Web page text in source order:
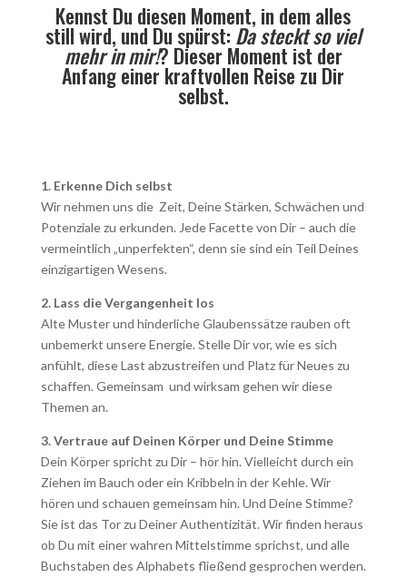
Kennst Du diesen Moment, in dem alles
still wird, und Du spürst: Da steckt so viel
mehr in mir!? Dieser Moment ist der
Anfang einer kraftvollen Reise zu Dir
selbst.
1. Erkenne Dich selbst
Wir nehmen uns die Zeit, Deine Stärken, Schwächen und
Potenziale zu erkunden. Jede Facette von Dir – auch die
vermeintlich „unperfekten“, denn sie sind ein Teil Deines
einzigartigen Wesens.
2. Lass die Vergangenheit los
Alte Muster und hinderliche Glaubenssätze rauben oft
unbemerkt unsere Energie. Stelle Dir vor, wie es sich
anfühlt, diese Last abzustreifen und Platz für Neues zu
schaffen. Gemeinsam und wirksam gehen wir diese
Themen an.
3. Vertraue auf Deinen Körper und Deine Stimme
Dein Körper spricht zu Dir – hör hin. Vielleicht durch ein
Ziehen im Bauch oder ein Kribbeln in der Kehle. Wir
hören und schauen gemeinsam hin. Und Deine Stimme?
Sie ist das Tor zu Deiner Authentizität. Wir finden heraus
ob Du mit einer wahren Mittelstimme sprichst, und alle
Buchstaben des Alphabets fließend gesprochen werden.